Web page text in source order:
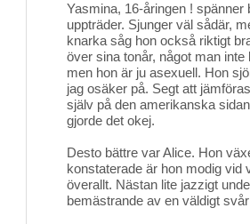
Yasmina, 16-åringen !
uppträder. Sjunger väl sådär,
knarka såg hon också riktigt
över sina tonår, något man
men hon är ju asexuell. Hon
jag osäker på. Segt att
själv på den amerikanska
gjorde det okej.
Desto bättre var Alice. Hon
konstaterade är hon modig vid
överallt. Nästan lite jazzigt
bemästrande av en väldigt